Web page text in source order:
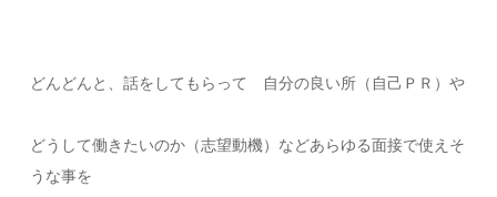
どんどんと、話をしてもらって 自分の良い所（自己ＰＲ）や
どうして働きたいのか（志望動機）などあらゆる面接で使えそ
うな事を